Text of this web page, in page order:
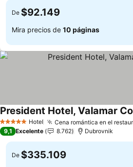
De $92.149
Mira precios de 10 páginas
5 Estrellas Hotel Cena romántica en el
President Hotel, Valamar
9,1 Excelente 8.762 Dubrovnik
De $335.109